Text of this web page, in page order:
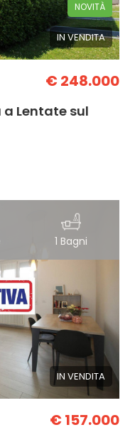
IN VENDITA
NOVITÀ
€ 248.000
Lentate sul
1 Bagni
IN VENDITA
€ 157.000